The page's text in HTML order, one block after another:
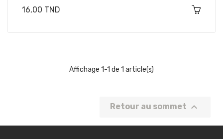
Prix
16,00 TND
Affichage 1-1 de 1 article(s)
Retour au sommet 